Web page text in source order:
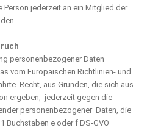
jederzeit an ein Mitglied der
personenbezogener Daten
vom Europäischen Richtlinien- und
Recht, aus Gründen, die sich aus
ergeben, jederzeit gegen die
personenbezogener Daten, die
Buchstaben e oder f DS-GVO